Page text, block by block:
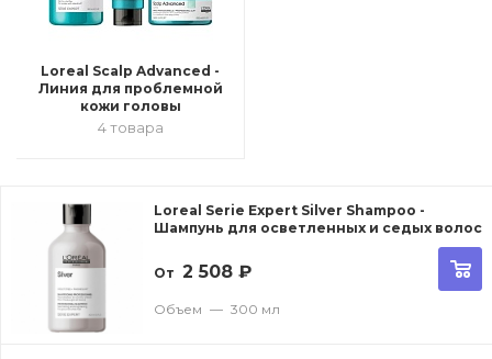
Loreal Scalp Advanced -
Линия для проблемной
кожи головы
4 товара
Loreal Serie Expert Silver Shampoo -
Шампунь для осветленных и седых волос
От 2 508 ₽
Объем — 300 мл